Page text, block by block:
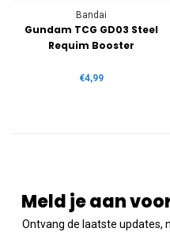
Bandai
Gundam TCG GD03 Steel
Requim Booster
€4,99
Meld je aan
Ontvang de laatste updates,